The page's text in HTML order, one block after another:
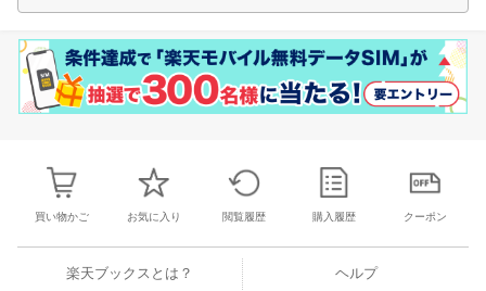
買い物かご お気に入り 閲覧履歴 購入履歴 クーポン
楽天ブックスとは？ ヘルプ